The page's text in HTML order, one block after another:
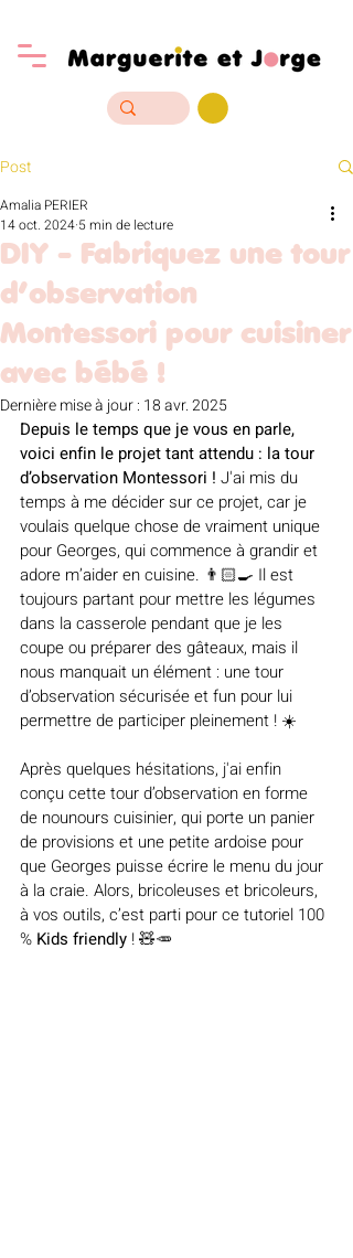
Post
DIY - Fabriquez une tour
d’observation
Montessori pour cuisiner
avec bébé !
Amalia PERIER
14 oct. 2024 5 min de lecture
Dernière mise à jour : 18 avr. 2025
Depuis le temps que je vous en parle,
voici enfin le projet tant attendu : la tour
d’observation Montessori ! J'ai mis du
temps à me décider sur ce projet, car je
voulais quelque chose de vraiment unique
pour Georges, qui commence à grandir et
adore m’aider en cuisine. 👨🏻‍🍳 Il est
toujours partant pour mettre les légumes
dans la casserole pendant que je les
coupe ou préparer des gâteaux, mais il
nous manquait un élément : une tour
d’observation sécurisée et fun pour lui
permettre de participer pleinement ! ☀️
Après quelques hésitations, j'ai enfin
conçu cette tour d’observation en forme
de nounours cuisinier, qui porte un panier
de provisions et une petite ardoise pour
que Georges puisse écrire le menu du jour
à la craie. Alors, bricoleuses et bricoleurs,
à vos outils, c’est parti pour ce tutoriel 100
% Kids friendly ! 🧸🥕